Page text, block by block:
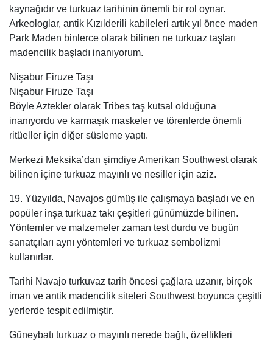
kaynağıdır ve turkuaz tarihinin önemli bir rol oynar.
Arkeologlar, antik Kızılderili kabileleri artık yıl önce maden
Park Maden binlerce olarak bilinen ne turkuaz taşları
madencilik başladı inanıyorum.
Nişabur Firuze Taşı
Nişabur Firuze Taşı
Böyle Aztekler olarak Tribes taş kutsal olduğuna
inanıyordu ve karmaşık maskeler ve törenlerde önemli
ritüeller için diğer süsleme yaptı.
Merkezi Meksika’dan şimdiye Amerikan Southwest olarak
bilinen içine turkuaz mayınlı ve nesiller için aziz.
19. Yüzyılda, Navajos gümüş ile çalışmaya başladı ve en
popüler inşa turkuaz takı çeşitleri günümüzde bilinen.
Yöntemler ve malzemeler zaman test durdu ve bugün
sanatçıları aynı yöntemleri ve turkuaz sembolizmi
kullanırlar.
Tarihi Navajo turkuvaz tarih öncesi çağlara uzanır, birçok
iman ve antik madencilik siteleri Southwest boyunca çeşitli
yerlerde tespit edilmiştir.
Güneybatı turkuaz o mayınlı nerede bağlı, özellikleri